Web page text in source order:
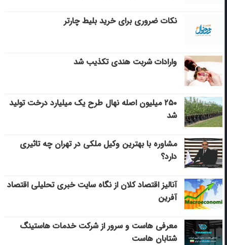
نکات ضروری برای خرید بلیط چارتر
وارادات شربت هندی تکذیب شد
۲۵۰ میلیون اصله نهال طرح یک میلیارد درخت تولید
شد
مشاوره با بهترین وکیل ملکی در تهران چه تاثیری
دارد؟
آنالیز اقتصاد کلان از نگاه سایت خبری تحلیلی اقتصاد
آفرین
معرفی هاست و سرور از شرکت خدمات هاستینگ
شتابان هاست